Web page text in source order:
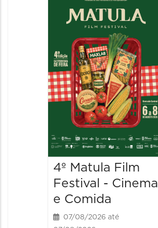
4º Matula Film
Festival - Cinema
e Comida
07/08/2026 até